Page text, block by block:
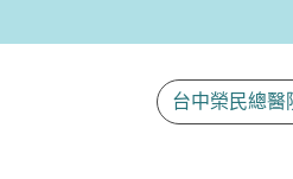
台中榮民總醫